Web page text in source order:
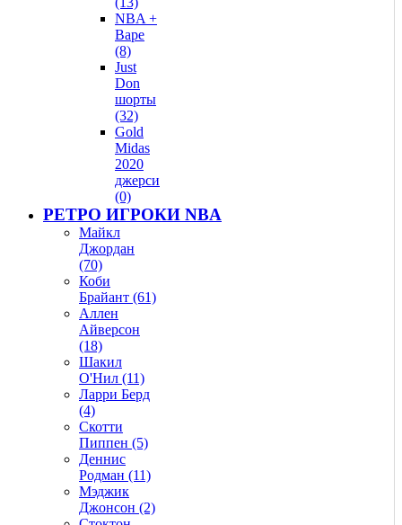
NBA +
Bape
(8)
Just
Don
шорты
(32)
Gold
Midas
2020
джерси
(0)
РЕТРО ИГРОКИ NBA
Майкл
Джордан
(70)
Коби
Брайант (61)
Аллен
Айверсон
(18)
Шакил
О'Нил (11)
Ларри Берд
(4)
Скотти
Пиппен (5)
Деннис
Родман (11)
Мэджик
Джонсон (2)